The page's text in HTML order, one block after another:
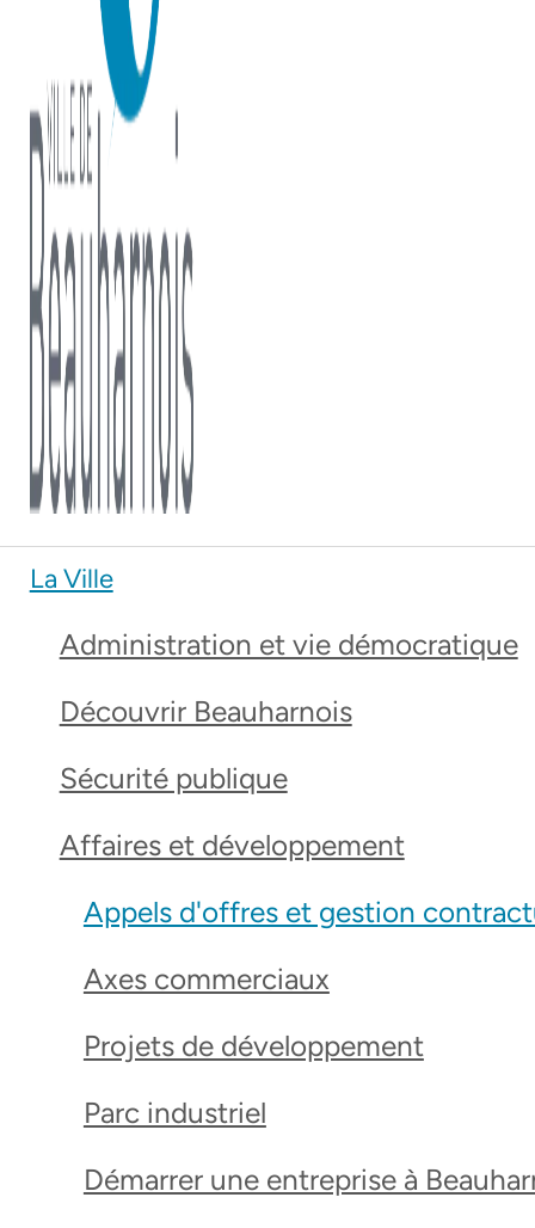
La Ville
Administration et vie démocratique
Découvrir Beauharnois
Sécurité publique
Affaires et développement
Appels d'offres et gestion
Axes commerciaux
Projets de développement
Parc industriel
Démarrer une entreprise à